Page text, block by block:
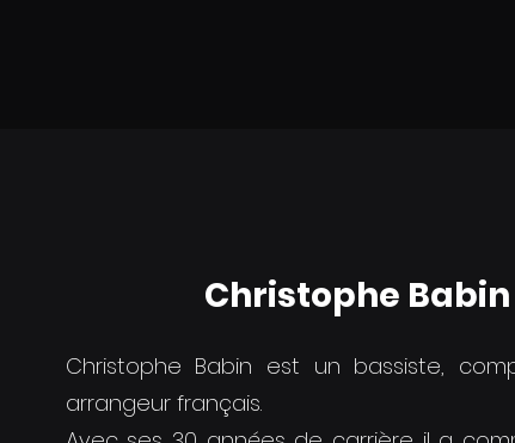
Christophe Babin
Christophe Babin est un bassiste,
arrangeur français.